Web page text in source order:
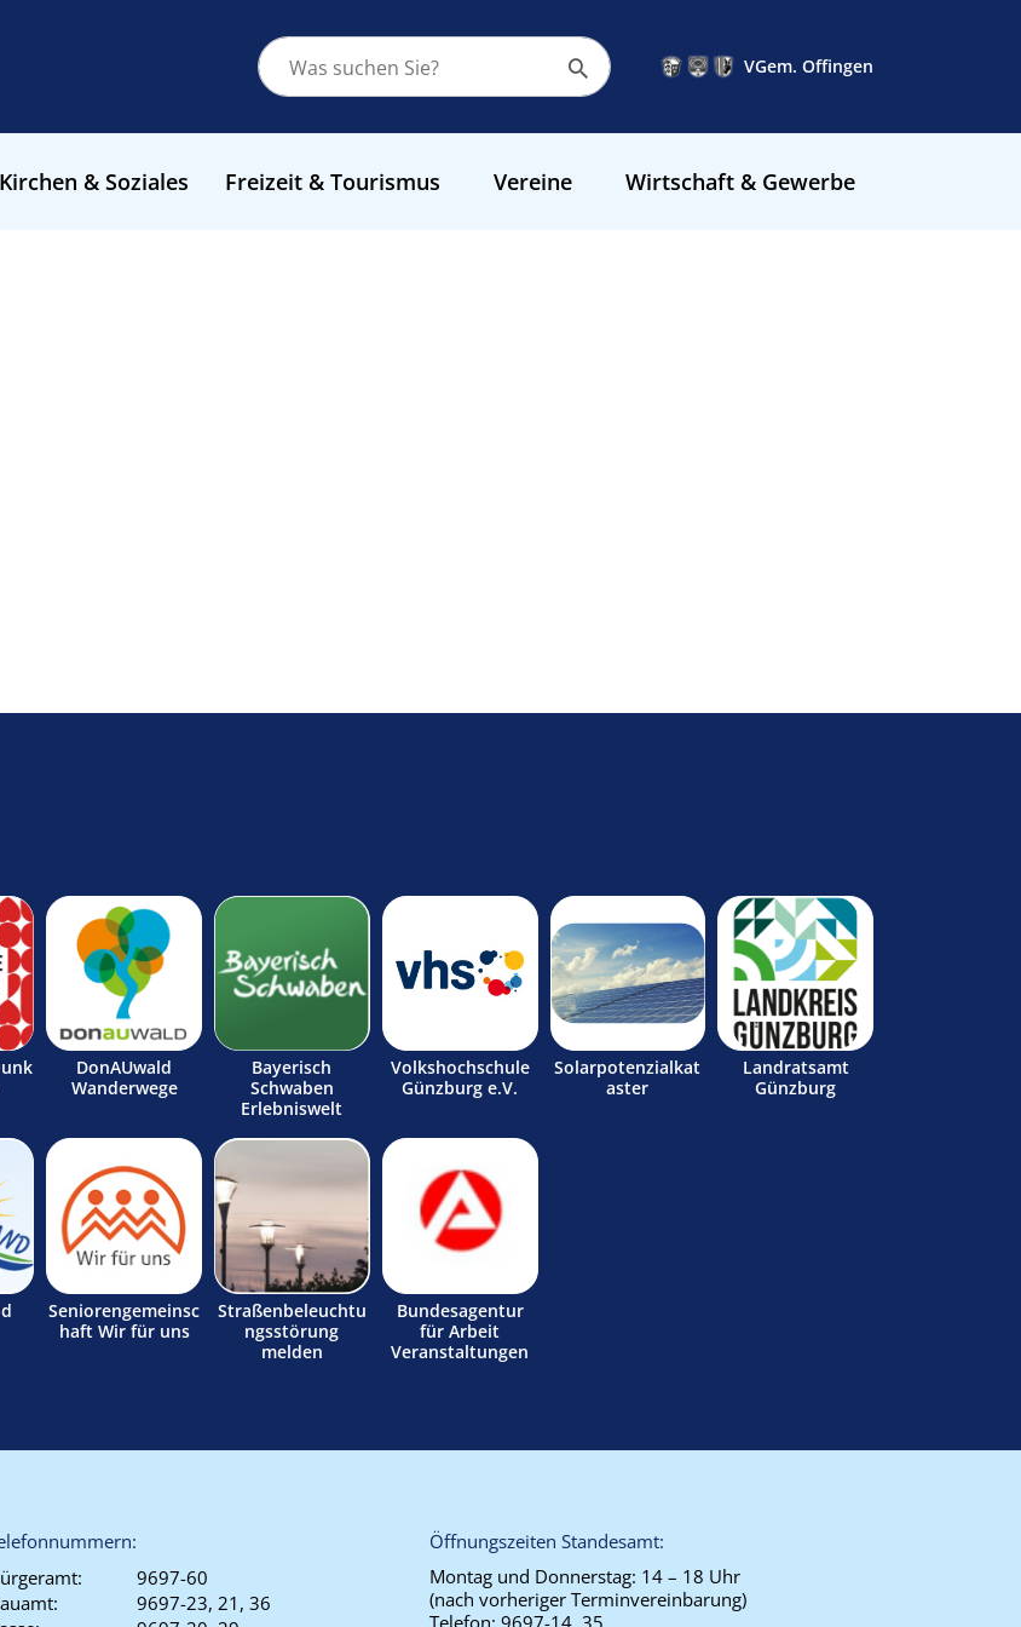
VGem. Offingen
& Soziales Freizeit & Tourismus Vereine Wirtschaft & Gewerbe
DonAUwald
Wanderwege
Bayerisch
Schwaben
Erlebniswelt
Volkshochschule
Günzburg e.V.
Solarpotenzialkat
aster
Landratsamt
Günzburg
Seniorengemeinsc
haft Wir für uns
Straßenbeleuchtu
ngsstörung
melden
Bundesagentur
für Arbeit
Veranstaltungen
9697-60
9697-23, 21, 36
Öffnungszeiten Standesamt:
Montag und Donnerstag: 14 – 18 Uhr
(nach vorheriger Terminvereinbarung)
Telefon:9697-14, 35